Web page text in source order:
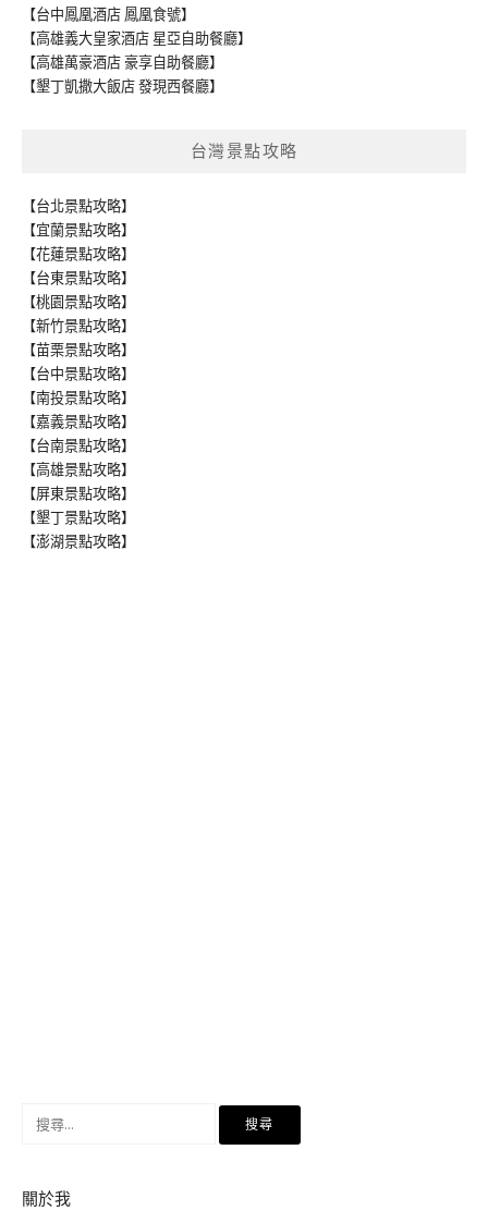
【台中鳳凰酒店 鳳凰食號】
【高雄義大皇家酒店 星亞自助餐廳】
【高雄萬豪酒店 豪享自助餐廳】
【墾丁凱撒大飯店 發現西餐廳】
台灣景點攻略
【台北景點攻略】
【宜蘭景點攻略】
【花蓮景點攻略】
【台東景點攻略】
【桃園景點攻略】
【新竹景點攻略】
【苗栗景點攻略】
【台中景點攻略】
【南投景點攻略】
【嘉義景點攻略】
【台南景點攻略】
【高雄景點攻略】
【屏東景點攻略】
【墾丁景點攻略】
【澎湖景點攻略】
關於我